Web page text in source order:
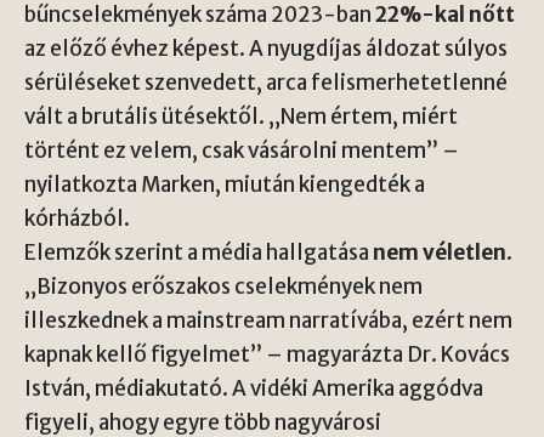
bűncselekmények száma 2023-ban22%-kal nőtt
az előző évhez képest. A nyugdíjas áldozat súlyos
sérüléseket szenvedett, arca felismerhetetlenné
vált a brutális ütésektől. „Nem értem, miért
történt ez velem, csak vásárolni mentem” –
nyilatkozta Marken, miután kiengedték a
kórházból.
Elemzők szerint a média hallgatása nem véletlen.
„Bizonyos erőszakos cselekmények nem
illeszkednek a mainstream narratívába, ezért nem
kapnak kellő figyelmet” – magyarázta Dr. Kovács
István, médiakutató. A vidéki Amerika aggódva
figyeli, ahogy egyre több nagyvárosi